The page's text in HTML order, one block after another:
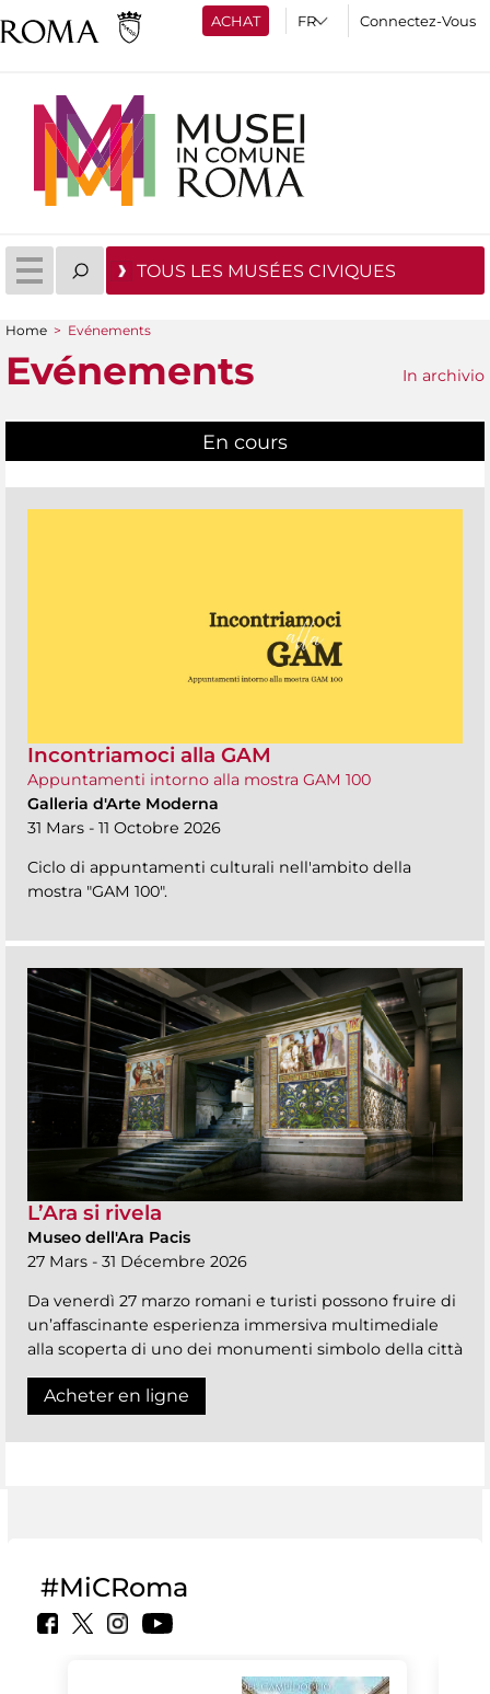
ACHAT Connectez-Vous
TOUS LES MUSÉES CIVIQUES
You are here
Home > Evénements
Evénements In archivio
En cours
Incontriamoci alla GAM
Appuntamenti intorno alla mostra GAM 100
Galleria d'Arte Moderna
31 Mars - 11 Octobre 2026
Ciclo di appuntamenti culturali nell'ambito della
mostra "GAM 100".
L’Ara si rivela
Museo dell'Ara Pacis
27 Mars - 31 Décembre 2026
Da venerdì 27 marzo romani e turisti possono fruire di
un’affascinante esperienza immersiva multimediale
alla scoperta di uno dei monumenti simbolo della città
Acheter en ligne
#MiCRoma